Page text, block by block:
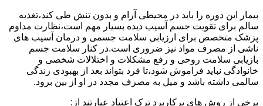
بیمار این دوره را باید در محیطی آرام و بدون تنش طی کند،تغذیه
سالم برای تقویت جسم آسیب دیده بسیار مهم است،نظارت مداوم
پزشک متخصص برای ارزیابی سلامت جسمی و درمان آسیب های
ناشی از مصرف مواد نیز ضروری است.در کنار سلامت جسم
بازیابی سلامت روحی و رفع مشکلات و اختلالات شخصی و
خانوادگی نباید فراموش شود،تا فرد بتواند بعد از بهبودی زندگی
سالمی داشته باشد و میل به مصرف مجدد در او از بین برود.
برخی از روش های پرکاربرد ترک اعتیاد عبارتند از: